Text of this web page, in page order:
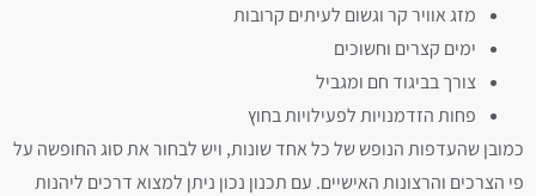
מזג אוויר קר וגשום לעיתים קרובות
ימים קצרים וחשוכים
צורך בביגוד חם ומגביל
פחות הזדמנויות לפעילויות בחוץ
כמובן שהעדפות הנופש של כל אחד שונות, ויש לבחור את סוג החופשה על
פי הצרכים והרצונות האישיים. עם תכנון נכון ניתן למצוא דרכים ליהנות